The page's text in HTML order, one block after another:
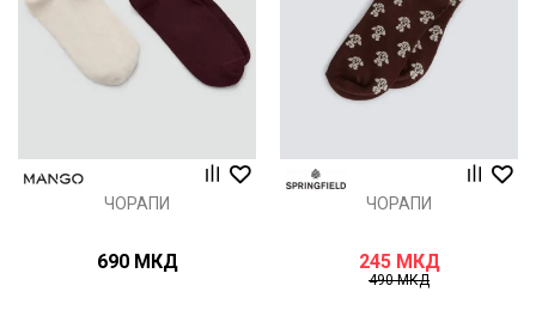
ЧОРАПИ
690 МКД
ЧОРАПИ
245 МКД
490МКД